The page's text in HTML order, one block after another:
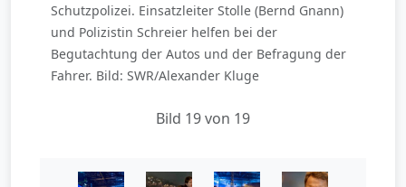
Schutzpolizei. Einsatzleiter Stolle (Bernd Gnann)
und Polizistin Schreier helfen bei der
Begutachtung der Autos und der Befragung der
Fahrer. Bild: SWR/Alexander Kluge
Bild 19 von 19